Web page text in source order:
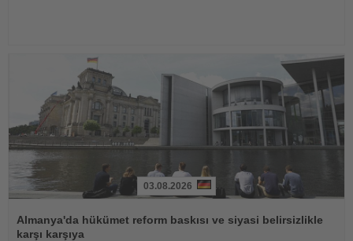
Oku
03.08.2026
Almanya'da hükümet reform baskısı ve siyasi belirsizlikle
karşı karşıya